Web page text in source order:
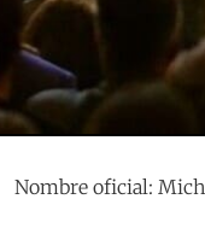
Nombre oficial: